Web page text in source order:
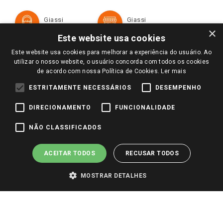
Televendas
Notícias
Perguntas frequentes
Identidade Visual
Formas de Pagamento
Trocas e Devoluções
Giassi
Giassi
Redes Sociais
Pagamento e Segurança
×
Este website usa cookies
Este website usa cookies para melhorar a experiência do usuário. Ao
utilizar o nosso website, o usuário concorda com todos os cookies
de acordo com nossa Política de Cookies. Ler mais
ESTRITAMENTE NECESSÁRIOS DESEMPENHO
DIRECIONAMENTO FUNCIONALIDADE
NÃO CLASSIFICADOS
ACEITAR TODOS RECUSAR TODOS
MOSTRAR DETALHES